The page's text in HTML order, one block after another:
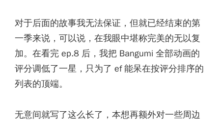
对于后面的故事我无法保证，但就已经结束的第
一季来说，可以说，在我眼中堪称完美的无以复
加。在看完 ep.8 后，我把 Bangumi 全部动画的
评分调低了一星，只为了 ef 能呆在按评分排序的
列表的顶端。
无意间就写了这么长了，本想再额外对一些周边